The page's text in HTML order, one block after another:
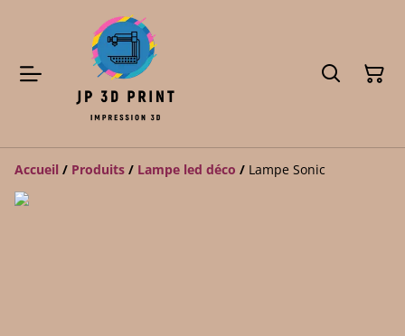
Accueil / Produits / Lampe led déco / Lampe Sonic